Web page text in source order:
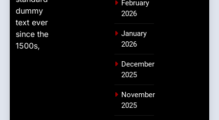
dummy
text ever
since the
1500s,
February
2026
January
2026
December
2025
November
2025